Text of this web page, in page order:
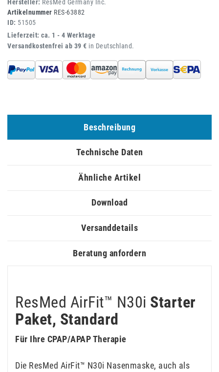
Hersteller: ResMed Germany Inc.
Artikelnummer RES-63882
ID: 51505
Lieferzeit: ca. 1 - 4 Werktage
Versandkostenfrei ab 39 € in Deutschland.
Beschreibung
Technische Daten
Ähnliche Artikel
Download
Versanddetails
Beratung anfordern
ResMed AirFit™ N30i Starter
Paket, Standard
Für Ihre CPAP/APAP Therapie
Die ResMed AirFit™ N30i Nasenmaske, auch als